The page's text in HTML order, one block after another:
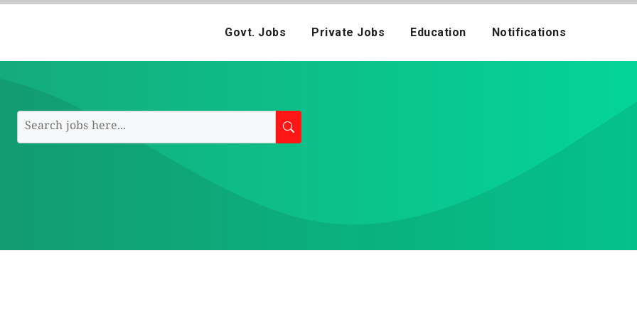
Govt. Jobs Private Jobs Education Notifications